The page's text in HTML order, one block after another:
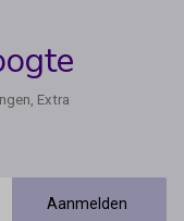
Extra
Aanmelden